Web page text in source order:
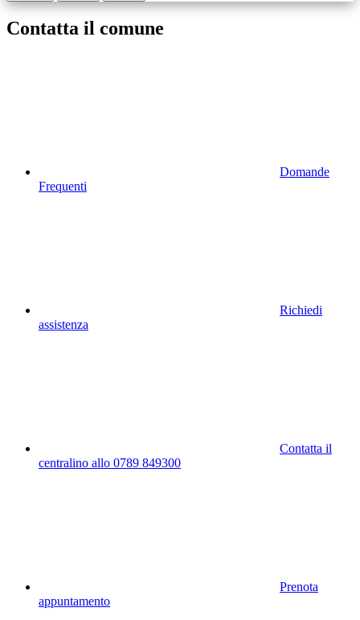
Contatta il comune
Domande
Frequenti
Richiedi
assistenza
Contatta il
centralino allo 0789 849300
Prenota
appuntamento